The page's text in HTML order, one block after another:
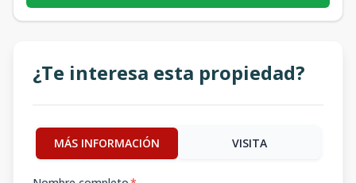
¿Te interesa esta propiedad?
MÁS INFORMACIÓN VISITA